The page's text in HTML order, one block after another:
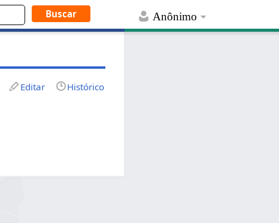
Anônimo
Editar Histórico